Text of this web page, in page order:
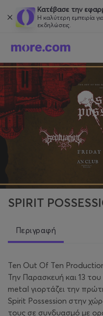
Κατέβασε την
Η καλύτερη εμπειρία
εκδηλώσεις.
SPIRIT
Περιγραφή
Ten Out Of Ten
Την Παρασκευή και 13
metal γιορτάζει την
Spirit Possession στην
τους σε συνδυασμό με